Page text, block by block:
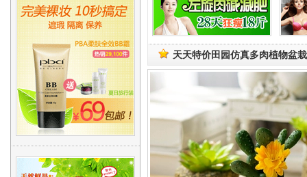
天天特价田园仿真多肉植物盆